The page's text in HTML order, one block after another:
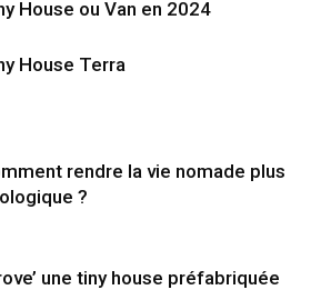
House ou Van en 2024
House Terra
rendre la vie nomade plus
?
une tiny house préfabriquée